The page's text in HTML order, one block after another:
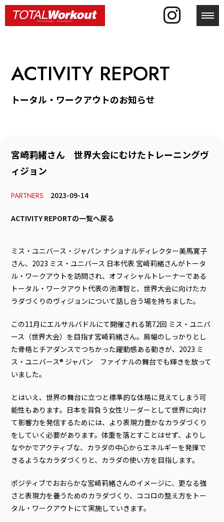
ACTIVITY REPORT
トータル・ワークアウトのお知らせ
宮崎莉緒さん 世界大会にむけたトレーニングヴ
ィジョン
PARTNERS 2023-09-14
ACTIVITY REPORTの一覧へ戻る
ミス・ユニバース・ジャパン ナショナルディレクター美馬寛子
さん、2023 ミス・ユニバース 日本代表 宮崎莉緒さんがトータ
ル・ワークアウトを訪問され、オフィシャルトレーナーである
トータル・ワークアウト代表の池澤智と、世界大会に向けたカ
ラダづくりのヴィジョンについて話し合う場を持ちました。
この11月にエルサルバドルにて開催される第72回 ミス・ユニバ
ース（世界大会）を目指す宮崎莉緒さん。肩幅のしっかりとし
た骨格とチアダンスでつちかった躍動感ある動きが、2023 ミ
ス・ユニバース®︎ ジャパン ファイナルの舞台でも輝きを放って
いました。
とはいえ、世界の舞台に立つと標準的な体格に見えてしまう可
能性もあります。日本を背負う女性リーダーとして世界に向け
て影響力を発信するためには、より表現力豊かなカラダづくり
をしていく必要があります。体重を落とすことはせず、よりし
なやかでアクティブな、カラダの中心からエネルギーを発揮で
きるようなカラダづくりと、カラダの使い方を目指します。
ポジティブでおおらかな宮崎莉緒さんのイメージに、更なる強
さと表現力を養うためのカラダづくり、ココロの整え方をトー
タル・ワークアウトにて実施していきます。